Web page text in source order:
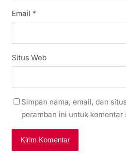
Email *
Situs Web
Simpan nama, email, dan
peramban ini untuk